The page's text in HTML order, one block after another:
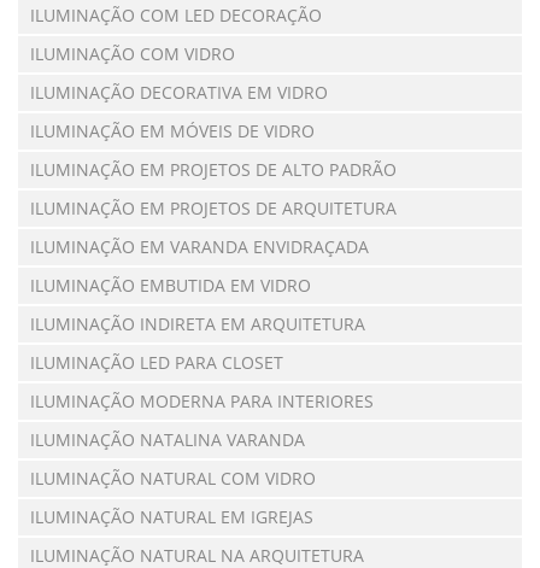
ILUMINAÇÃO COM LED DECORAÇÃO
ILUMINAÇÃO COM VIDRO
ILUMINAÇÃO DECORATIVA EM VIDRO
ILUMINAÇÃO EM MÓVEIS DE VIDRO
ILUMINAÇÃO EM PROJETOS DE ALTO PADRÃO
ILUMINAÇÃO EM PROJETOS DE ARQUITETURA
ILUMINAÇÃO EM VARANDA ENVIDRAÇADA
ILUMINAÇÃO EMBUTIDA EM VIDRO
ILUMINAÇÃO INDIRETA EM ARQUITETURA
ILUMINAÇÃO LED PARA CLOSET
ILUMINAÇÃO MODERNA PARA INTERIORES
ILUMINAÇÃO NATALINA VARANDA
ILUMINAÇÃO NATURAL COM VIDRO
ILUMINAÇÃO NATURAL EM IGREJAS
ILUMINAÇÃO NATURAL NA ARQUITETURA